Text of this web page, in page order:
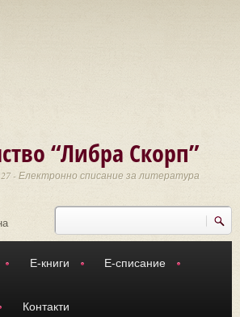
“Либра Скорп”
- Електронно списание за литература
Търси
Е-книги Е-списание
Контакти